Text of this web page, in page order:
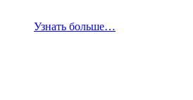
Узнать больше…